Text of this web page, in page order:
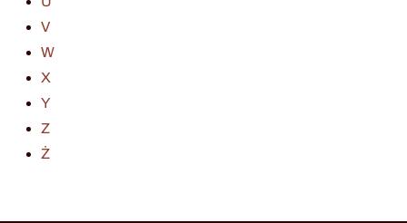
V
W
X
Y
Z
Ż